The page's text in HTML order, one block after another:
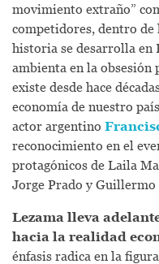
movimiento extraño”
competidores, dentro de
historia se desarrolla en
ambienta en la obsesión
existe desde hace
economía de nuestro
actor argentino
reconocimiento en el
protagónicos de Laila
Jorge Prado y Guillermo
Lezama lleva
hacia la realidad
énfasis radica en la